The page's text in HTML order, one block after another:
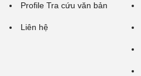
Profile Tra cứu văn bản
Liên hệ